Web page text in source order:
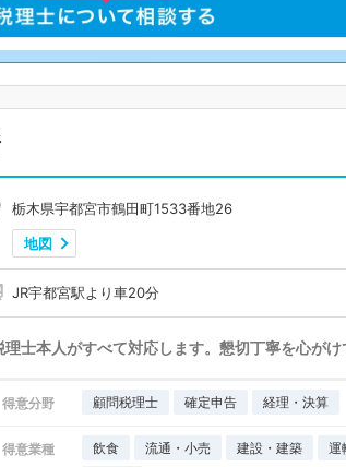
栃木県宇都宮市鶴田町1533番地26
地図
JR宇都宮駅より車20分
理士本人がすべて対応します。懇切丁寧を心がけ
得意分野 顧問税理士 確定申告 経理・決算
得意業種 飲食 流通・小売 建設・建築 運